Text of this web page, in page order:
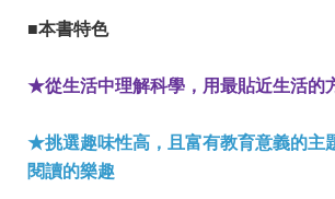
■本書特色
★從生活中理解科學，用最貼近生活的
★挑選趣味性高，且富有教育意義的主
閱讀的樂趣